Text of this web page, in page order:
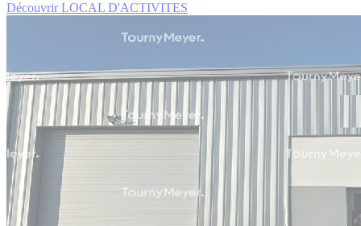
Découvrir LOCAL D'ACTIVITES